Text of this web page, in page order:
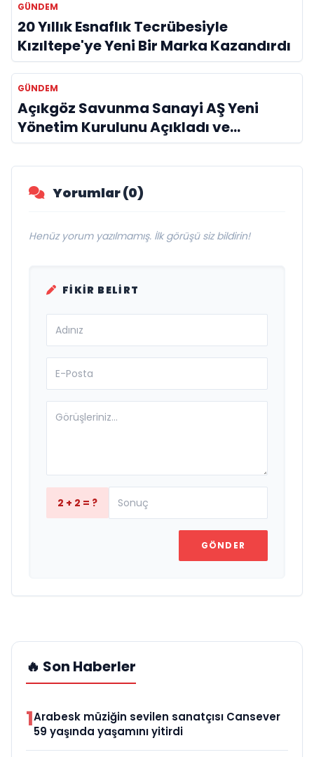
GÜNDEM
20 Yıllık Esnaflık Tecrübesiyle
Kızıltepe'ye Yeni Bir Marka Kazandırdı
GÜNDEM
Açıkgöz Savunma Sanayi AŞ Yeni
Yönetim Kurulunu Açıkladı ve
Savunma Sanayinde Küresel Vizyon
Vurgusu
Yorumlar (0)
Henüz yorum yazılmamış. İlk görüşü siz bildirin!
FIKIR BELIRT
2 + 2 = ?
GÖNDER
🔥 Son Haberler
1Arabesk müziğin sevilen sanatçısı Cansever
59 yaşında yaşamını yitirdi